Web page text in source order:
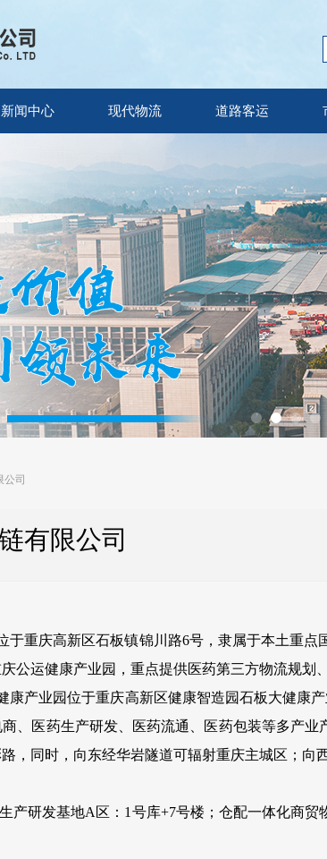
新闻中心 现代物流 道路客运
有限公司
重庆高新区石板镇锦川路6号，隶属于本土重点
公运健康产业园，重点提供医药第三方物流规划
产业园位于重庆高新区健康智造园石板大健康
、医药生产研发、医药流通、医药包装等多产
，同时，向东经华岩隧道可辐射重庆主城区；
研发基地A区：1号库+7号楼；仓配一体化商贸
公司